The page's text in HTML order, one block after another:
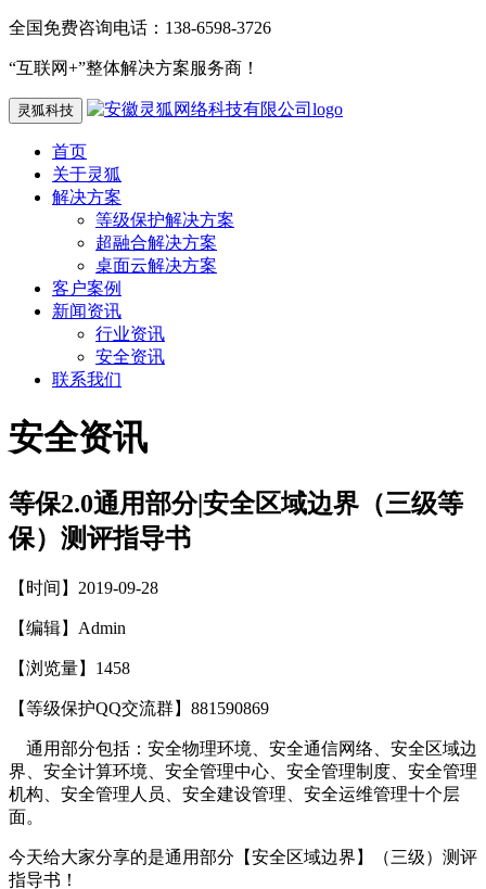
全国免费咨询电话：138-6598-3726
“互联网+”整体解决方案服务商！
灵狐科技
首页
关于灵狐
解决方案
等级保护解决方案
超融合解决方案
桌面云解决方案
客户案例
新闻资讯
行业资讯
安全资讯
联系我们
安全资讯
等保2.0通用部分|安全区域边界（三级等
保）测评指导书
【时间】2019-09-28
【编辑】Admin
【浏览量】 1458
【等级保护QQ交流群】881590869
通用部分包括：安全物理环境、安全通信网络、安全区域边
界、安全计算环境、安全管理中心、安全管理制度、安全管理
机构、安全管理人员、安全建设管理、安全运维管理十个层
面。
今天给大家分享的是通用部分【安全区域边界】（三级）测评
指导书！